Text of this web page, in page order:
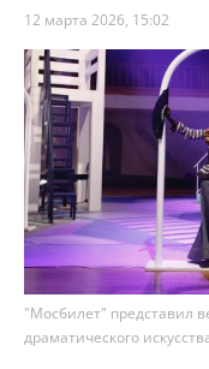
12 марта 2026, 15:02
"Мосбилет" представил
драматического